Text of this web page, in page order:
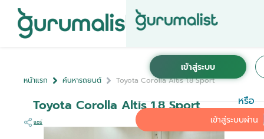
หรือ
เข้าสู่ระบบผ่าน
หน้าแรก ค้นหารถยนต์ Toyota Corolla Altis 1.8 Sport
Toyota Corolla Altis 1.8 Sport
แชร์